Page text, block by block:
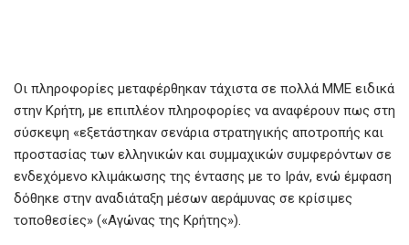
Οι πληροφορίες μεταφέρθηκαν τάχιστα σε πολλά ΜΜΕ ειδικά
στην Κρήτη, με επιπλέον πληροφορίες να αναφέρουν πως στη
σύσκεψη «εξετάστηκαν σενάρια στρατηγικής αποτροπής και
προστασίας των ελληνικών και συμμαχικών συμφερόντων σε
ενδεχόμενο κλιμάκωσης της έντασης με το Ιράν, ενώ έμφαση
δόθηκε στην αναδιάταξη μέσων αεράμυνας σε κρίσιμες
τοποθεσίες» («Αγώνας της Κρήτης»).